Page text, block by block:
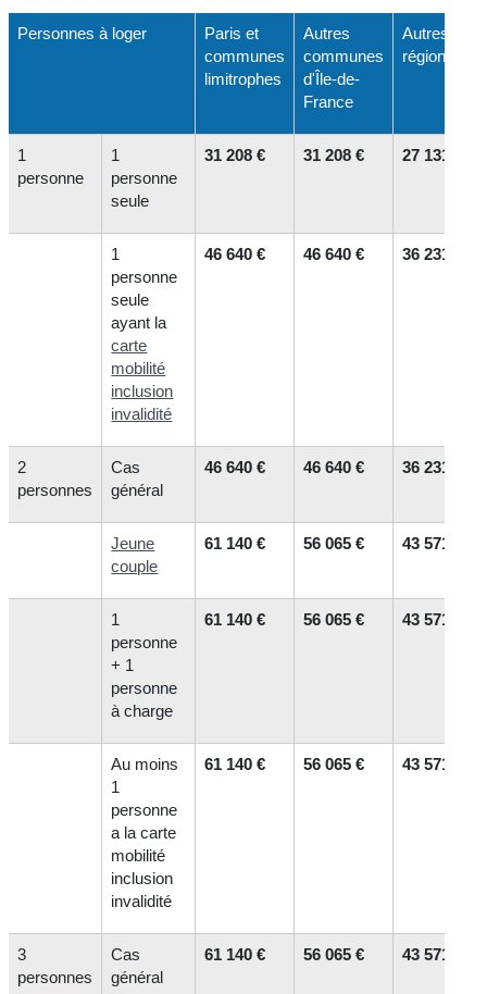
Personnes à loger
Paris et
communes
limitrophes
Autres
communes
d'Île-de-
France
Autres
régions
1
personne
1
personne
seule
31 208 € 31 208 € 27 131 €
1
personne
seule
ayant la
carte
mobilité
inclusion
invalidité
46 640 € 46 640 € 36 231 €
2
personnes
Cas
général
46 640 € 46 640 € 36 231 €
Jeune
couple
61 140 € 56 065 € 43 571 €
1
personne
+ 1
personne
à charge
61 140 € 56 065 € 43 571 €
Au moins
1
personne
a la carte
mobilité
inclusion
invalidité
61 140 € 56 065 € 43 571 €
3
personnes
Cas
général
61 140 € 56 065 € 43 571 €